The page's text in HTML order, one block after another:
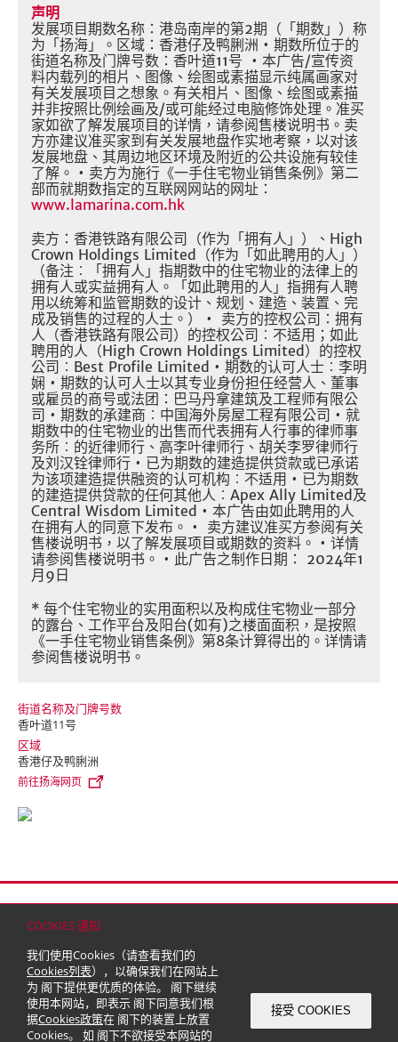
COOKIES 通知
我们使用Cookies（请查看我们的
Cookies列表），以确保我们在网站上
为 阁下提供更优质的体验。 阁下继续
使用本网站，即表示 阁下同意我们根
据Cookies政策在 阁下的装置上放置
Cookies。 如 阁下不欲接受本网站的
接受 COOKIES
声明
发展项目期数名称：港岛南岸的第2期（「期数」）称
为「扬海」。区域：香港仔及鸭脷洲 • 期数所位于的
街道名称及门牌号数：香叶道11号 • 本广告/宣传资
料内载列的相片、图像、绘图或素描显示纯属画家对
有关发展项目之想象。有关相片、图像、绘图或素描
并非按照比例绘画及/或可能经过电脑修饰处理。准买
家如欲了解发展项目的详情，请参阅售楼说明书。卖
方亦建议准买家到有关发展地盘作实地考察，以对该
发展地盘、其周边地区环境及附近的公共设施有较佳
了解。 • 卖方为施行《一手住宅物业销售条例》第二
部而就期数指定的互联网网站的网址：
www.lamarina.com.hk
卖方：香港铁路有限公司（作为「拥有人」）、 High
Crown Holdings Limited
（作为「如此聘用的人」）
（备注︰「拥有人」指期数中的住宅物业的法律上的
拥有人或实益拥有人。「如此聘用的人」指拥有人聘
用以统筹和监管期数的设计、规划、建造、装置、完
成及销售的过程的人士。）
• 卖方的控权公司：拥有
人（香港铁路有限公司）的控权公司︰不适用；如此
聘用的人（High Crown Holdings Limited ）的控权
公司︰ Best Profile Limited • 期数的认可人士︰李明
娴 • 期数的认可人士以其专业身份担任经营人、董事
或雇员的商号或法团：巴马丹拿建筑及工程师有限公
司 • 期数的承建商︰中国海外房屋工程有限公司 • 就
期数中的住宅物业的出售而代表拥有人行事的律师事
务所︰的近律师行、高李叶律师行、胡关李罗律师行
及刘汉铨律师行 • 已为期数的建造提供贷款或已承诺
为该项建造提供融资的认可机构︰不适用 • 已为期数
的建造提供贷款的任何其他人︰ Apex Ally Limited 及
Central Wisdom Limited • 本广告由如此聘用的人
在拥有人的同意下发布。 • 卖方建议准买方参阅有关
售楼说明书，以了解发展项目或期数的资料。 • 详情
请参阅售楼说明书。 • 此广告之制作日期： 2024年1
月 9 日
* 每个住宅物业的实用面积以及构成住宅物业一部分
的露台、工作平台及阳台(如有)之楼面面积，是按照
《一手住宅物业销售条例》第8条计算得出的。详情请
参阅售楼说明书。
街道名称及门牌号数
香叶道11号
区域
香港仔及鸭脷洲
前往扬海网页
© 2026 嘉里建设有限公司 (于百慕达注册成立之有限公司)